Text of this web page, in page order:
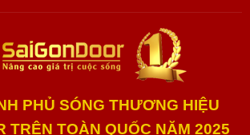
PHỦ SÓNG THƯƠNG HIỆU
TRÊN TOÀN QUỐC NĂM 2025